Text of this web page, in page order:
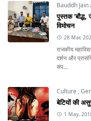
Bauddh
पुस्तक ‘बौद्ध,
विमोचन
28 Mar,
राजकीय
दर्शन और
संप...
Culture ,
बेटियों की
1 May,